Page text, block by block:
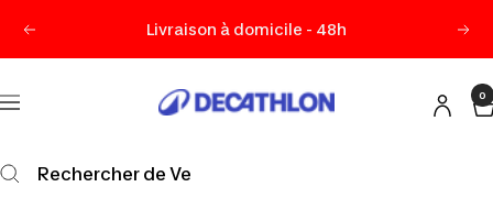
Précédent Livraison à domicile - 48h
Navigation
Decathlon
0